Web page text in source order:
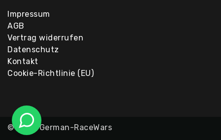
Impressum
AGB
Vertrag widerrufen
Datenschutz
Kontakt
Cookie-Richtlinie (EU)
© 2026 German-RaceWars